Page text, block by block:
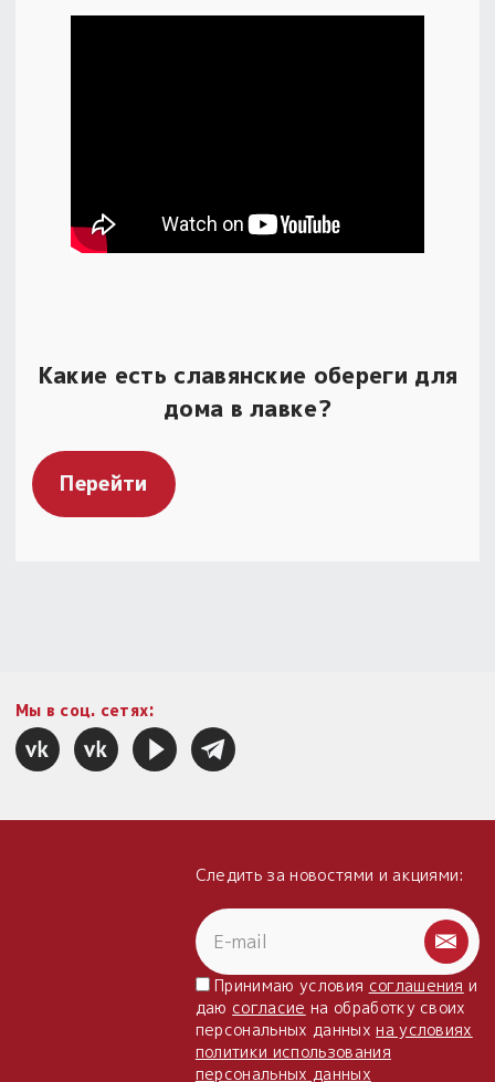
Какие есть славянские обереги для
дома в лавке?
Перейти
Мы в соц. сетях:
Следить за новостями и акциями:
Принимаю условия соглашения и
даю согласие на обработку своих
персональных данныхна условиях
политики использования
персональных данных